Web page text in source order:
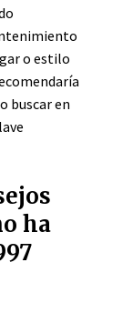
o estilo
buscar en
ha